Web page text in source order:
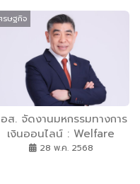
KANTANA เฟ้นหานัก
สร้างสรรค์อัญมณีรุ่นใหม่ ดัน
Soft Power ไทยสู่เวทีโลก ชิง
รางวัลรวมกว่า 2.5 ลบ. พร้อม
โอกาสต่อยอดธุรกิจระดับ
สากล
รษฐกิจ
ส. จัดงานมหกรรมทางการ
เงินออนไลน์ : Welfare
Marketing Beyond 2025
28 พ.ค. 2568